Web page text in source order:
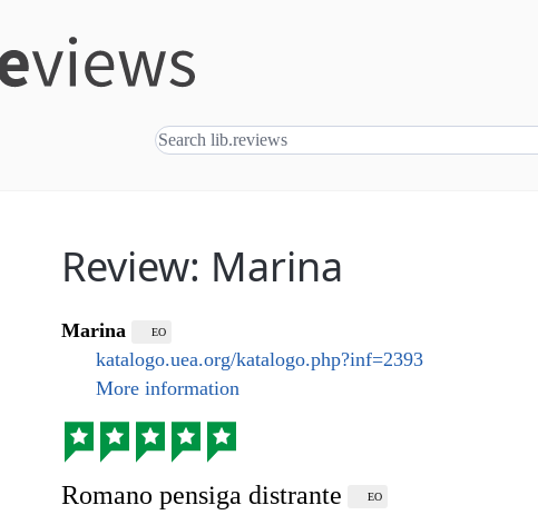
Review: Marina
Marina EO
katalogo.uea.org/katalogo.php?inf=2393
More information
Romano pensiga distrante EO